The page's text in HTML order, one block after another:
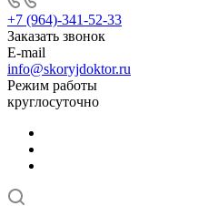
+7 (964)-341-52-33
Заказать звонок
E-mail
info@skoryjdoktor.ru
Режим работы
круглосуточно